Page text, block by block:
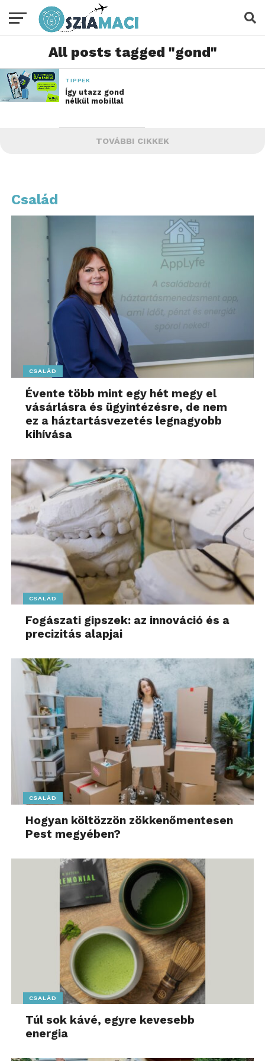
All posts tagged "gond"
TIPPEK
Így utazz gond
nélkül mobillal
TOVÁBBI CIKKEK
Család
CSALÁD
Évente több mint egy hét megy el
vásárlásra és ügyintézésre, de nem
ez a háztartásvezetés legnagyobb
kihívása
CSALÁD
Fogászati gipszek: az innováció és a
precizitás alapjai
CSALÁD
Hogyan költözzön zökkenőmentesen
Pest megyében?
CSALÁD
Túl sok kávé, egyre kevesebb
energia